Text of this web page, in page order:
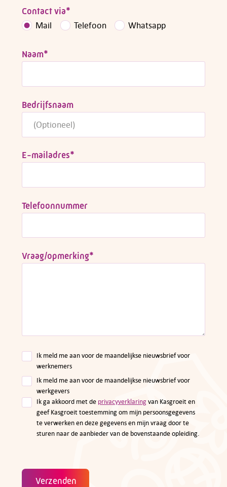
Contact via*
Mail Telefoon Whatsapp
Naam*
Bedrijfsnaam
E-mailadres*
Telefoonnummer
Vraag/opmerking*
Ik meld me aan voor de maandelijkse nieuwsbrief voor
werknemers
Ik meld me aan voor de maandelijkse nieuwsbrief voor
werkgevers
Ik ga akkoord met de privacyverklaringvan Kasgroeit en
geef Kasgroeit toestemming om mijn persoonsgegevens
te verwerken en deze gegevens en mijn vraag door te
sturen naar de aanbieder van de bovenstaande opleiding.
Verzenden